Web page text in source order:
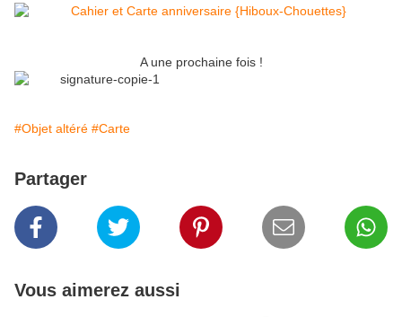
A une prochaine fois !
#Objet altéré #Carte
Partager
Vous aimerez aussi